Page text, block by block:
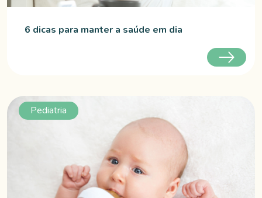
6 dicas para manter a saúde em dia
Pediatria